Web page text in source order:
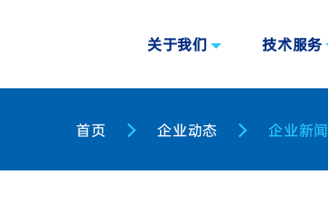
关于我们 技术服务
首页 企业动态 企业新闻